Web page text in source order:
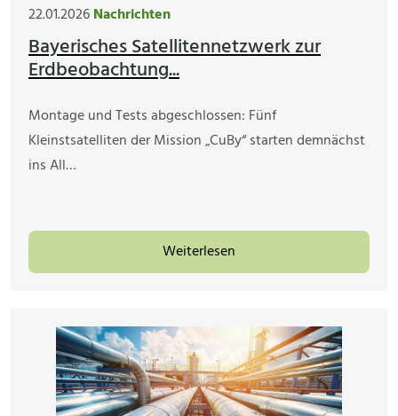
22.01.2026Nachrichten
Bayerisches Satellitennetzwerk zur
Erdbeobachtung...
Montage und Tests abgeschlossen: Fünf
Kleinstsatelliten der Mission „CuBy“ starten demnächst
ins All…
Weiterlesen